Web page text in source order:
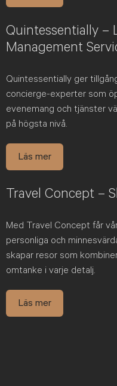
Quintessentially –
Management
Quintessentially ger
concierge-experter som
evenemang och tjänster
på högsta nivå.
Läs mer
Travel Concept –
Med Travel Concept får
personliga och
skapar resor som
omtanke i varje detalj.
Läs mer